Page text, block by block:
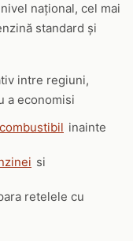
național, cel mai
standard și
intre regiuni,
a economisi
inainte
si
retelele cu